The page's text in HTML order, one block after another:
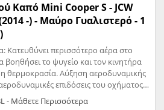
Καπό Mini Cooper S - JCW
-) - Μαύρο Γυαλιστερό - 1
Κατευθύνει περισσότερο αέρα στο
βοηθήσει το ψυγείο και τον κινητήρα
Αύξηση αεροδυναμικής
επιδόσεις του οχήματος,
ABS Χρώμα:
Επιφάνειας: Βαμμένο Τύπος
- Μάθετε Περισσότερα